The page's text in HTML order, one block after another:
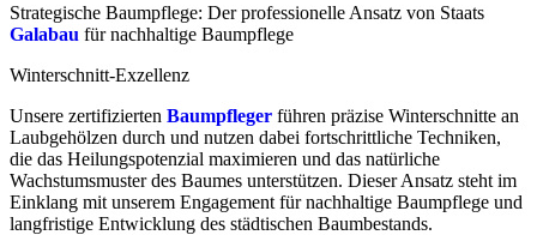
Strategische Baumpflege: Der professionelle Ansatz von Staats
Galabau für nachhaltige Baumpflege
Winterschnitt-Exzellenz
Unsere zertifizierten Baumpfleger führen präzise Winterschnitte an
Laubgehölzen durch und nutzen dabei fortschrittliche Techniken,
die das Heilungspotenzial maximieren und das natürliche
Wachstumsmuster des Baumes unterstützen. Dieser Ansatz steht im
Einklang mit unserem Engagement für nachhaltige Baumpflege und
langfristige Entwicklung des städtischen Baumbestands.